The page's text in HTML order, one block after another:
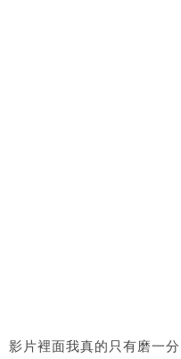
影片裡面我真的只有磨一